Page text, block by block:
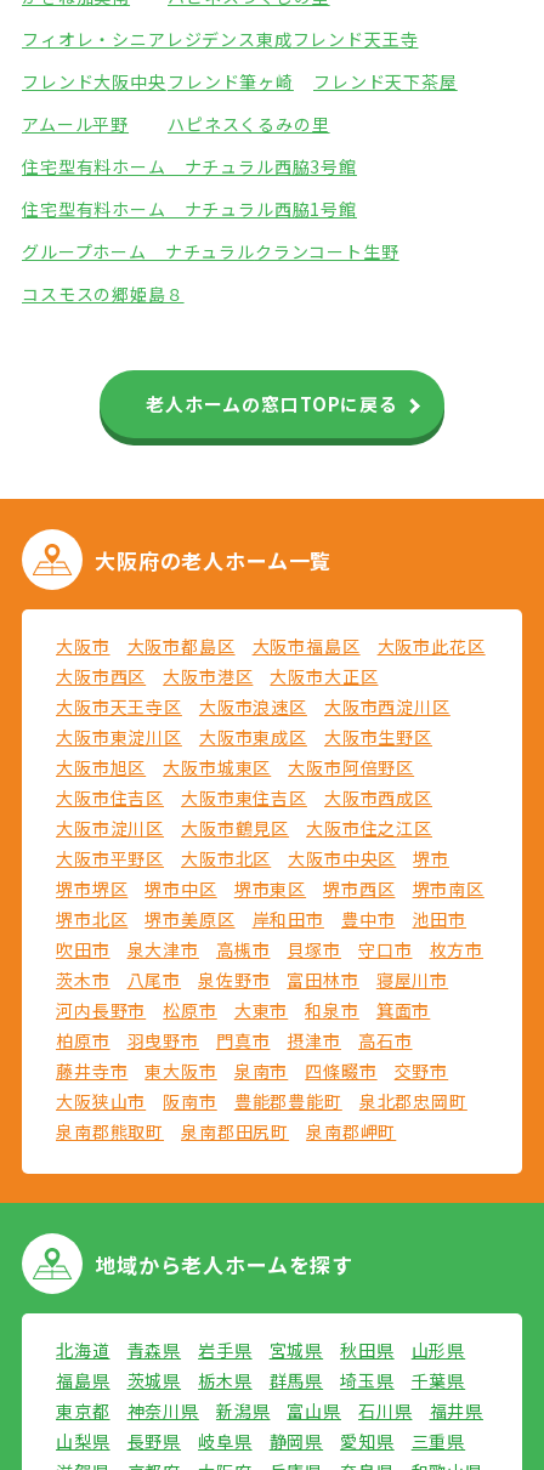
フィオレ・シニアレジデンス東成フレンド天王寺
フレンド大阪中央 フレンド筆ヶ崎
フレンド天下茶屋
アムール平野
ハピネスくるみの里
住宅型有料ホーム ナチュラル西脇3号館
住宅型有料ホーム ナチュラル西脇1号館
グループホーム ナチュラルクランコート生野
コスモスの郷姫島８
老人ホームの窓口TOPに戻る
大阪府の老人ホーム一覧
大阪市 大阪市都島区 大阪市福島区
大阪市此花区
大阪市西区
大阪市港区
大阪市大正区
大阪市天王寺区
大阪市浪速区
大阪市西淀川区
大阪市東淀川区
大阪市東成区
大阪市生野区
大阪市旭区
大阪市城東区
大阪市阿倍野区
大阪市住吉区
大阪市東住吉区
大阪市西成区
大阪市淀川区
大阪市鶴見区
大阪市住之江区
大阪市平野区
大阪市北区 大阪市中央区
堺市
堺市堺区
堺市中区 堺市東区 堺市西区
堺市南区
堺市北区
堺市美原区 岸和田市 豊中市
池田市
吹田市
泉大津市 高槻市 貝塚市 守口市
枚方市
茨木市
八尾市 泉佐野市 富田林市
寝屋川市
河内長野市
松原市 大東市 和泉市
箕面市
柏原市
羽曳野市 門真市 摂津市
高石市
藤井寺市
東大阪市 泉南市 四條畷市
交野市
大阪狭山市
阪南市 豊能郡豊能町
泉北郡忠岡町
泉南郡熊取町
泉南郡田尻町 泉南郡岬町
地域から老人ホームを探す
北海道 青森県 岩手県 宮城県 秋田県
山形県
福島県
茨城県 栃木県 群馬県 埼玉県
千葉県
東京都
神奈川県 新潟県 富山県 石川県
福井県
山梨県
長野県 岐阜県 静岡県 愛知県
三重県